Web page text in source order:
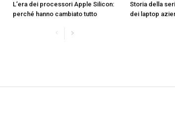
L’era dei processori Apple Silicon:
perché hanno cambiato tutto
Storia della
dei laptop